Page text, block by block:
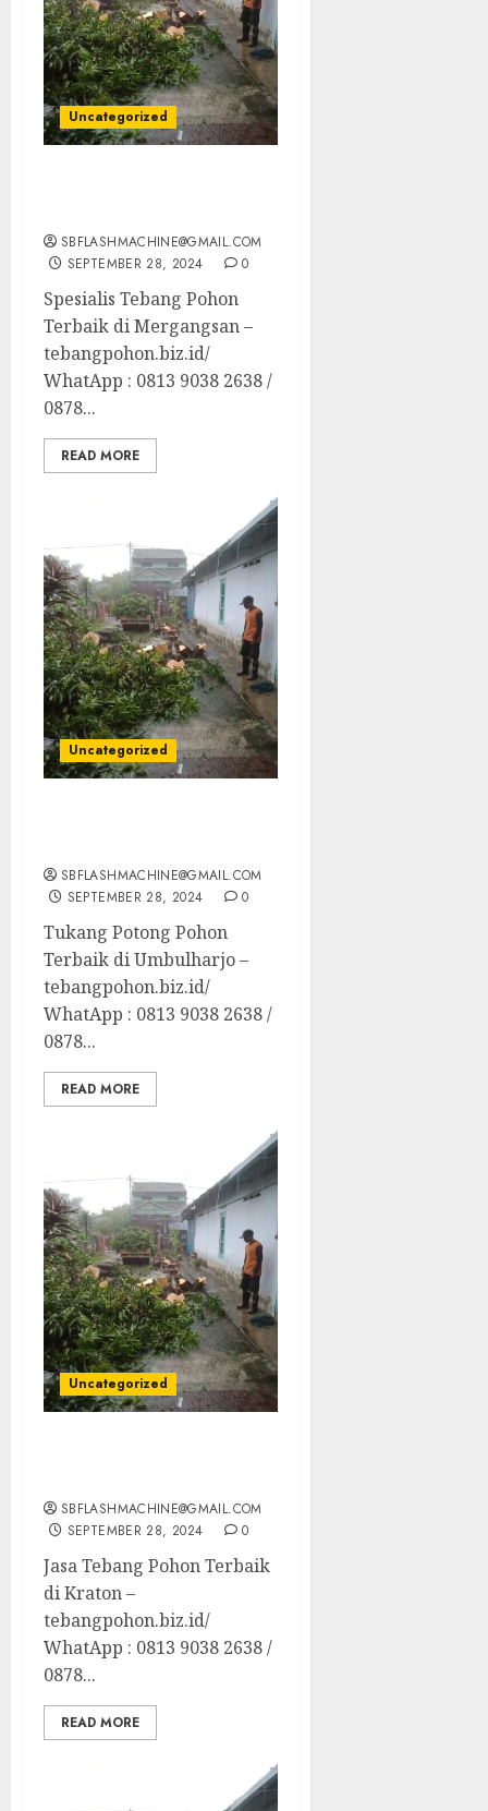
Uncategorized
SBFLASHMACHINE@GMAIL.COM
SEPTEMBER 28, 2024
0
Spesialis Tebang Pohon
Terbaik di Mergangsan –
tebangpohon.biz.id/
WhatApp : 0813 9038 2638 /
0878...
READ MORE
Uncategorized
SBFLASHMACHINE@GMAIL.COM
SEPTEMBER 28, 2024
0
Tukang Potong Pohon
Terbaik di Umbulharjo –
tebangpohon.biz.id/
WhatApp : 0813 9038 2638 /
0878...
READ MORE
Uncategorized
SBFLASHMACHINE@GMAIL.COM
SEPTEMBER 28, 2024
0
Jasa Tebang Pohon Terbaik
di Kraton –
tebangpohon.biz.id/
WhatApp : 0813 9038 2638 /
0878...
READ MORE